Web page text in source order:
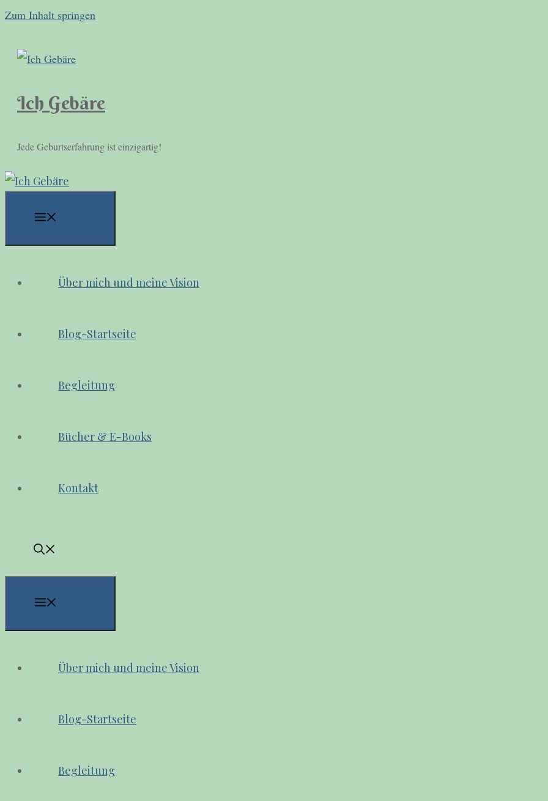
Zum Inhalt springen
Ich Gebäre
Jede Geburtserfahrung ist einzigartig!
Über mich und meine Vision
Blog-Startseite
Begleitung
Bücher & E-Books
Kontakt
Über mich und meine Vision
Blog-Startseite
Begleitung